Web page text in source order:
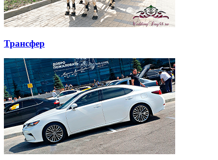
Трансфер